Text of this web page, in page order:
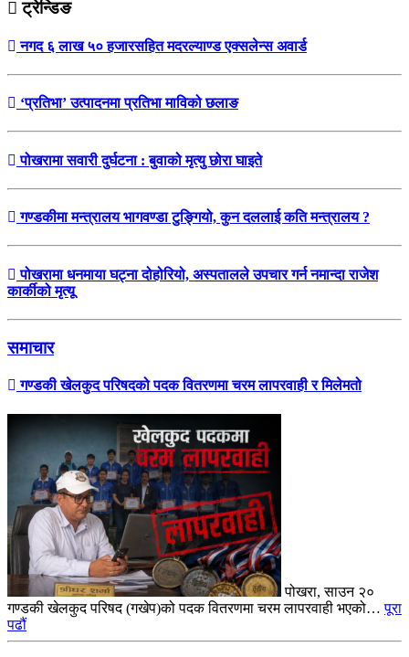
ट्रेन्डिङ
नगद ६ लाख ५० हजारसहित मदरल्याण्ड एक्सलेन्स अवार्ड
‘प्रतिभा’ उत्पादनमा प्रतिभा माविको छलाङ
पोखरामा सवारी दुर्घटना : बुवाको मृत्यु छोरा घाइते
गण्डकीमा मन्त्रालय भागवण्डा टुङ्गियो, कुन दललाई कति मन्त्रालय ?
पोखरामा धनमाया घट्ना दोहोरियो, अस्पतालले उपचार गर्न नमान्दा राजेश
कार्कीको मृत्यू
समाचार
गण्डकी खेलकुद परिषदको पदक वितरणमा चरम लापरवाही र मिलेमतो
पोखरा, साउन २०
गण्डकी खेलकुद परिषद (गखेप)को पदक वितरणमा चरम लापरवाही भएको…पूरा
पढौं